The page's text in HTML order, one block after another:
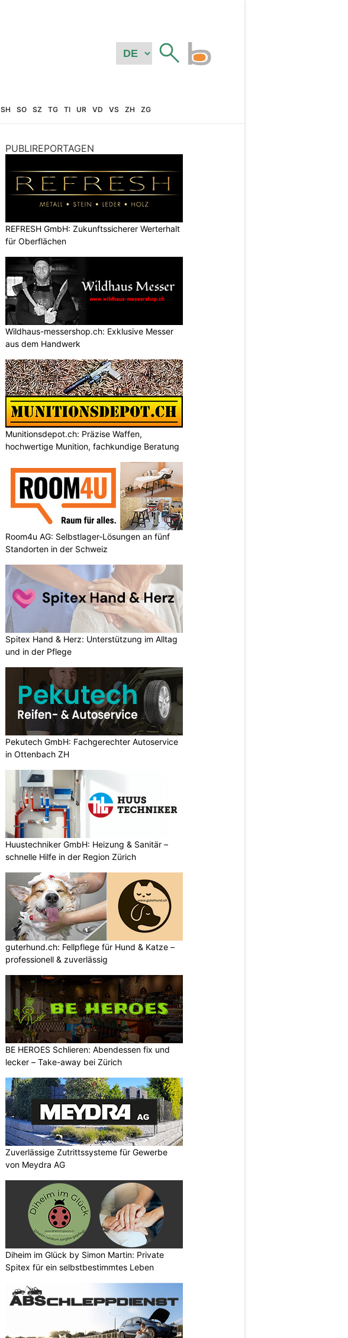
SH SO SZ TG TI UR VD VS ZH ZG
PUBLIREPORTAGEN
REFRESH GmbH: Zukunftssicherer Werterhalt
für Oberflächen
Wildhaus-messershop.ch: Exklusive Messer
aus dem Handwerk
Munitionsdepot.ch: Präzise Waffen,
hochwertige Munition, fachkundige Beratung
Room4u AG: Selbstlager-Lösungen an fünf
Standorten in der Schweiz
Spitex Hand & Herz: Unterstützung im Alltag
und in der Pflege
Pekutech GmbH: Fachgerechter Autoservice
in Ottenbach ZH
Huustechniker GmbH: Heizung & Sanitär –
schnelle Hilfe in der Region Zürich
guterhund.ch: Fellpflege für Hund & Katze –
professionell & zuverlässig
BE HEROES Schlieren: Abendessen fix und
lecker – Take-away bei Zürich
Zuverlässige Zutrittssysteme für Gewerbe
von Meydra AG
Diheim im Glück by Simon Martin: Private
Spitex für ein selbstbestimmtes Leben